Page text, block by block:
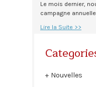
Le mois dernier,
campagne
Lire la Suite >>
Nouvelles